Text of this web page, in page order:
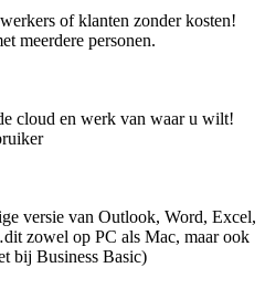
of klanten zonder kosten!
meerdere personen.
cloud en werk van waar u wilt!
versie van Outlook, Word, Excel,
zowel op PC als Mac, maar ook
bij Business Basic)